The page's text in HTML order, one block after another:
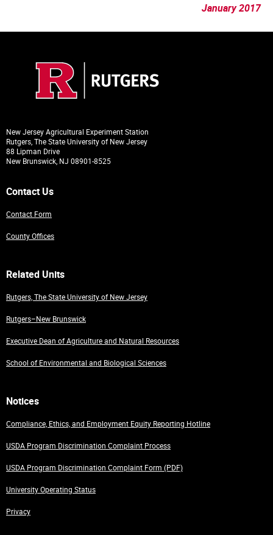
January 2017
New Jersey Agricultural Experiment Station
Rutgers, The State University of New Jersey
88 Lipman Drive
New Brunswick, NJ 08901-8525
Contact Us
Contact Form
County Offices
Related Units
Rutgers, The State University of New Jersey
Rutgers–New Brunswick
Executive Dean of Agriculture and Natural Resources
School of Environmental and Biological Sciences
Notices
Compliance, Ethics, and Employment Equity Reporting Hotline
USDA Program Discrimination Complaint Process
USDA Program Discrimination Complaint Form (PDF)
University Operating Status
Privacy